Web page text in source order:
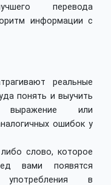
перевода
информации с
реальные
понять и выучить
выражение или
ошибок у
слово, которое
вами появятся
в